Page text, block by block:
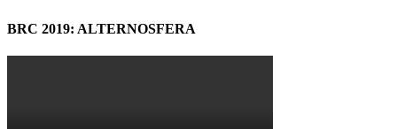
BRC 2019: ALTERNOSFERA